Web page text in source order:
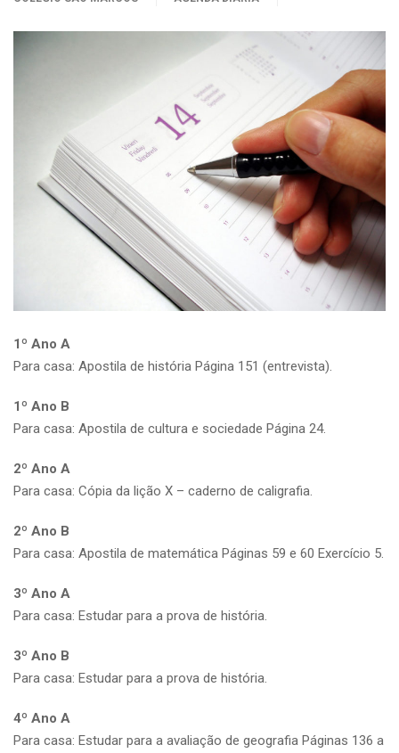
1º Ano A
Para casa: Apostila de história Página 151 (entrevista).
1º Ano B
Para casa: Apostila de cultura e sociedade Página 24.
2º Ano A
Para casa: Cópia da lição X – caderno de caligrafia.
2º Ano B
Para casa: Apostila de matemática Páginas 59 e 60 Exercício 5.
3º Ano A
Para casa: Estudar para a prova de história.
3º Ano B
Para casa: Estudar para a prova de história.
4º Ano A
Para casa: Estudar para a avaliação de geografia Páginas 136 a